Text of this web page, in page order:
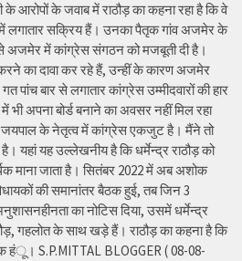
के जवाब में राठौड़ का कहना रहा है कि वे
में लगातार सक्रिय हैं। उनका पैतृक गांव अजमेर के
से अजमेर में कांग्रेस संगठन को मजबूती दी है।
का दावा कर रहे हैं, उन्हीं के कारण अजमेर
पांच बार से लगातार कांग्रेस उम्मीदवारों की हार
भी अपना बोर्ड बनाने का अवसर नहीं मिल रहा
जयपाल के नेतृत्व में कांग्रेस एकजुट है। मैंने तो
है। यहां यह उल्लेखनीय है कि धर्मेन्द्र राठौड़ को
माना जाता है। सितंबर 2022 में अब अशोक
की समानांतर बैठक हुई, तब जिन 3
का नोटिस दिया, उसमें धर्मेन्द्र
गहलोत के साथ खड़े हैं। राठौड़ का कहना है कि
हंू। S.P.MITTAL BLOGGER ( 08-08-